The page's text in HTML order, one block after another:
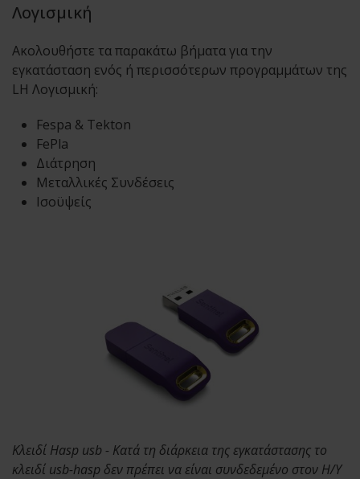
Λογισμική
Ακολουθήστε τα παρακάτω βήματα για την
εγκατάσταση ενός ή περισσότερων προγραμμάτων της
LH Λογισμική:
Fespa & Tekton
FePla
Διάτρηση
Μεταλλικές Συνδέσεις
Ισοϋψείς
Κλειδί Hasp usb - Κατά τη διάρκεια της εγκατάστασης το
κλειδί usb-hasp δεν πρέπει να είναι συνδεδεμένο στον Η/Υ